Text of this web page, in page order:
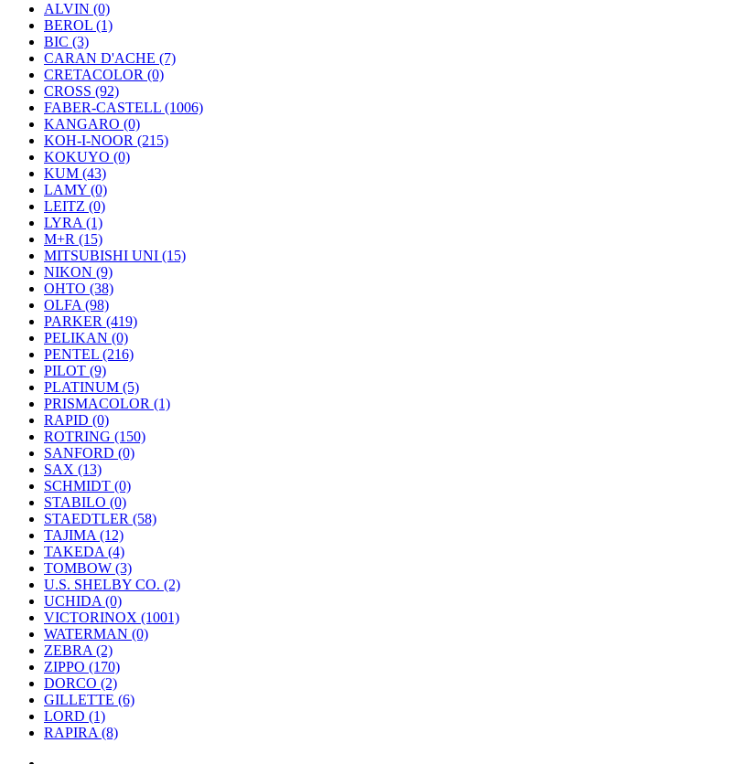
ALVIN (0)
BEROL (1)
BIC (3)
CARAN D'ACHE (7)
CRETACOLOR (0)
CROSS (92)
FABER-CASTELL (1006)
KANGARO (0)
KOH-I-NOOR (215)
KOKUYO (0)
KUM (43)
LAMY (0)
LEITZ (0)
LYRA (1)
M+R (15)
MITSUBISHI UNI (15)
NIKON (9)
OHTO (38)
OLFA (98)
PARKER (419)
PELIKAN (0)
PENTEL (216)
PILOT (9)
PLATINUM (5)
PRISMACOLOR (1)
RAPID (0)
ROTRING (150)
SANFORD (0)
SAX (13)
SCHMIDT (0)
STABILO (0)
STAEDTLER (58)
TAJIMA (12)
TAKEDA (4)
TOMBOW (3)
U.S. SHELBY CO. (2)
UCHIDA (0)
VICTORINOX (1001)
WATERMAN (0)
ZEBRA (2)
ZIPPO (170)
DORCO (2)
GILLETTE (6)
LORD (1)
RAPIRA (8)